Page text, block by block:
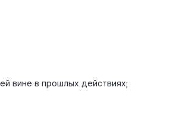
вине в прошлых действиях;